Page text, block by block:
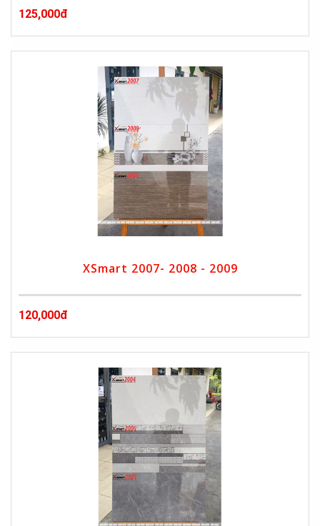
125,000đ
XSmart 2007- 2008 - 2009
120,000đ